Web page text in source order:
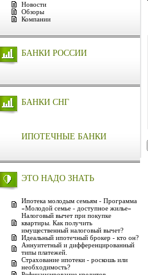
Новости
Обзоры
Компании
БАНКИ РОССИИ
БАНКИ СНГ
ИПОТЕЧНЫЕ БАНКИ
ЭТО НАДО ЗНАТЬ
Ипотека молодым семьям - Программа
«Молодой семье - доступное жилье»
Налоговый вычет при покупке
квартиры. Как получить
имущественный налоговый вычет?
Идеальный ипотечный брокер - кто он?
Аннуитетный и дифференцированный
типы платежей.
Страхование ипотеки - роскошь или
необходимость?